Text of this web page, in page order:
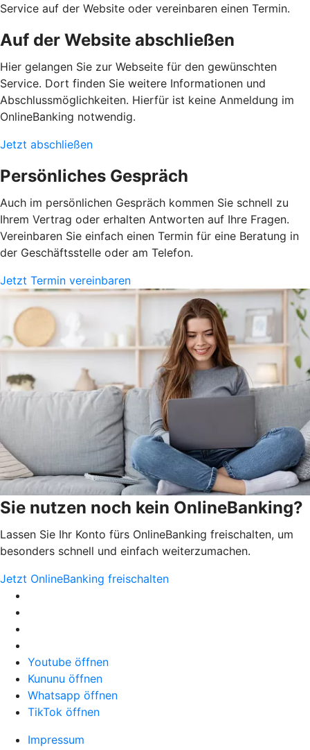
Service auf der Website oder vereinbaren einen Termin.
Auf der Website abschließen
Hier gelangen Sie zur Webseite für den gewünschten
Service. Dort finden Sie weitere Informationen und
Abschlussmöglichkeiten. Hierfür ist keine Anmeldung im
OnlineBanking notwendig.
Jetzt abschließen
Persönliches Gespräch
Auch im persönlichen Gespräch kommen Sie schnell zu
Ihrem Vertrag oder erhalten Antworten auf Ihre Fragen.
Vereinbaren Sie einfach einen Termin für eine Beratung in
der Geschäftsstelle oder am Telefon.
Jetzt Termin vereinbaren
Sie nutzen noch kein OnlineBanking?
Lassen Sie Ihr Konto fürs OnlineBanking freischalten, um
besonders schnell und einfach weiterzumachen.
Jetzt OnlineBanking freischalten
Youtube öffnen
Kununu öffnen
Whatsapp öffnen
TikTok öffnen
Impressum